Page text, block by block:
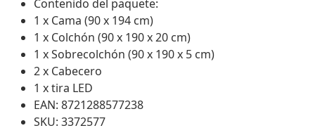
Contenido del paquete:
1 x Cama (90 x 194 cm)
1 x Colchón (90 x 190 x 20 cm)
1 x Sobrecolchón (90 x 190 x 5 cm)
2 x Cabecero
1 x tira LED
EAN: 8721288577238
SKU: 3372577